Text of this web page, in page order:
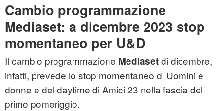
Cambio programmazione
Mediaset: a dicembre 2023 stop
momentaneo per U&D
Il cambio programmazione Mediasetdi dicembre,
infatti, prevede lo stop momentaneo di Uomini e
donne e del daytime di Amici 23 nella fascia del
primo pomeriggio.